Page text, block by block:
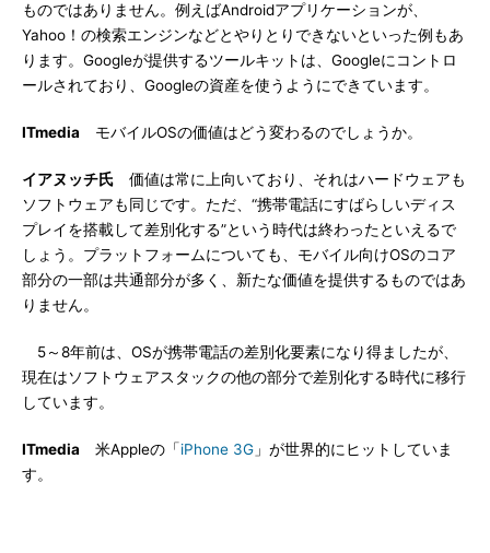
ものではありません。例えばAndroidアプリケーションが、
Yahoo！の検索エンジンなどとやりとりできないといった例もあ
ります。Googleが提供するツールキットは、Googleにコントロ
ールされており、Googleの資産を使うようにできています。
ITmedia モバイルOSの価値はどう変わるのでしょうか。
イアヌッチ氏 価値は常に上向いており、それはハードウェアも
ソフトウェアも同じです。ただ、“携帯電話にすばらしいディス
プレイを搭載して差別化する”という時代は終わったといえるで
しょう。プラットフォームについても、モバイル向けOSのコア
部分の一部は共通部分が多く、新たな価値を提供するものではあ
りません。
5～8年前は、OSが携帯電話の差別化要素になり得ましたが、
現在はソフトウェアスタックの他の部分で差別化する時代に移行
しています。
ITmedia 米Appleの「iPhone 3G 」が世界的にヒットしていま
す。